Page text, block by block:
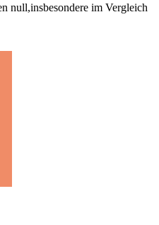
null,insbesondere im Vergleich